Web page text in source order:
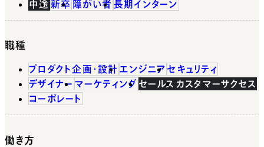
中途 新卒 障がい者 長期インターン
職種
プロダクト企画・設計 エンジニア セキュリティ
デザイナー マーケティング セールス カスタマーサクセス
コーポレート
働き方